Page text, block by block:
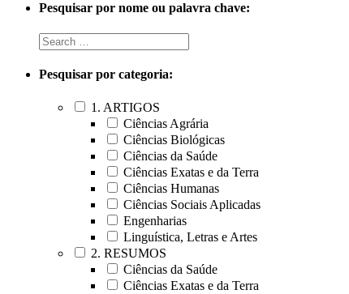
Pesquisar por nome ou palavra chave:
Pesquisar por categoria:
1. ARTIGOS
Ciências Agrária
Ciências Biológicas
Ciências da Saúde
Ciências Exatas e da Terra
Ciências Humanas
Ciências Sociais Aplicadas
Engenharias
Linguística, Letras e Artes
2. RESUMOS
Ciências da Saúde
Ciências Exatas e da Terra